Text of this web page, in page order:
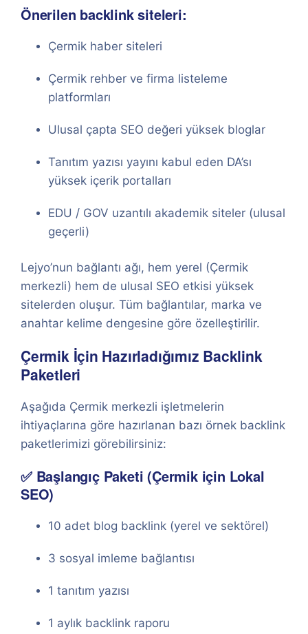
Önerilen backlink siteleri:
Çermik haber siteleri
Çermik rehber ve firma listeleme
platformları
Ulusal çapta SEO değeri yüksek bloglar
Tanıtım yazısı yayını kabul eden DA’sı
yüksek içerik portalları
EDU / GOV uzantılı akademik siteler (ulusal
geçerli)
Lejyo’nun bağlantı ağı, hem yerel (Çermik
merkezli) hem de ulusal SEO etkisi yüksek
sitelerden oluşur. Tüm bağlantılar, marka ve
anahtar kelime dengesine göre özelleştirilir.
Çermik İçin Hazırladığımız Backlink
Paketleri
Aşağıda Çermik merkezli işletmelerin
ihtiyaçlarına göre hazırlanan bazı örnek backlink
paketlerimizi görebilirsiniz:
✅ Başlangıç Paketi (Çermik için Lokal
SEO)
10 adet blog backlink (yerel ve sektörel)
3 sosyal imleme bağlantısı
1 tanıtım yazısı
1 aylık backlink raporu